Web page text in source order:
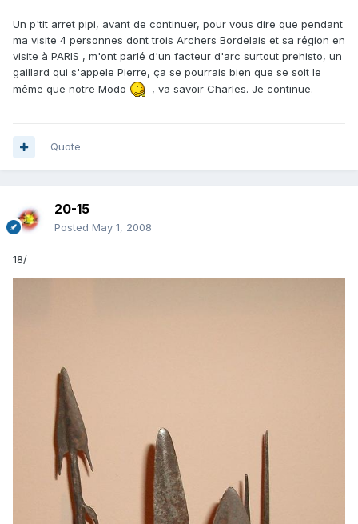
Un p'tit arret pipi, avant de continuer, pour vous dire que pendant
ma visite 4 personnes dont trois Archers Bordelais et sa région en
visite à PARIS , m'ont parlé d'un facteur d'arc surtout prehisto, un
gaillard qui s'appele Pierre, ça se pourrais bien que se soit le
même que notre Modo
, va savoir Charles. Je continue.
Quote
20-15
Posted May 1, 2008
18/